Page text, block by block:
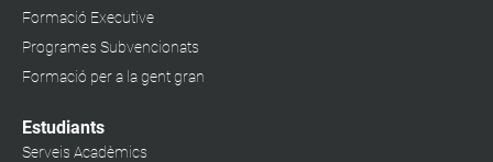
Formació Executive
Programes Subvencionats
Formació per a la gent gran
Estudiants
Serveis Acadèmics